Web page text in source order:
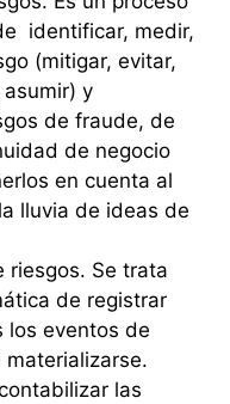
identificar, medir,
(mitigar, evitar,
y
de fraude, de
de negocio
en cuenta al
lluvia de ideas de
riesgos. Se trata
de registrar
los eventos de
las